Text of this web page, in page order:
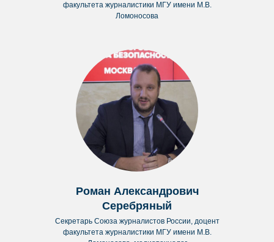
факультета журналистики МГУ имени М.В.
Ломоносова
Роман Александрович
Серебряный
Секретарь Союза журналистов России, доцент
факультета журналистики МГУ имени М.В.